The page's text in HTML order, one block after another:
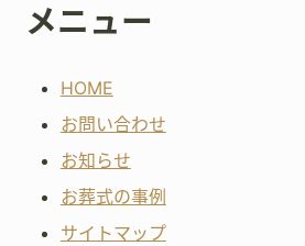
メニュー
HOME
お問い合わせ
お知らせ
お葬式の事例
サイトマップ